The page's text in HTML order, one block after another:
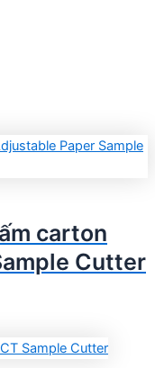
carton
Cutter